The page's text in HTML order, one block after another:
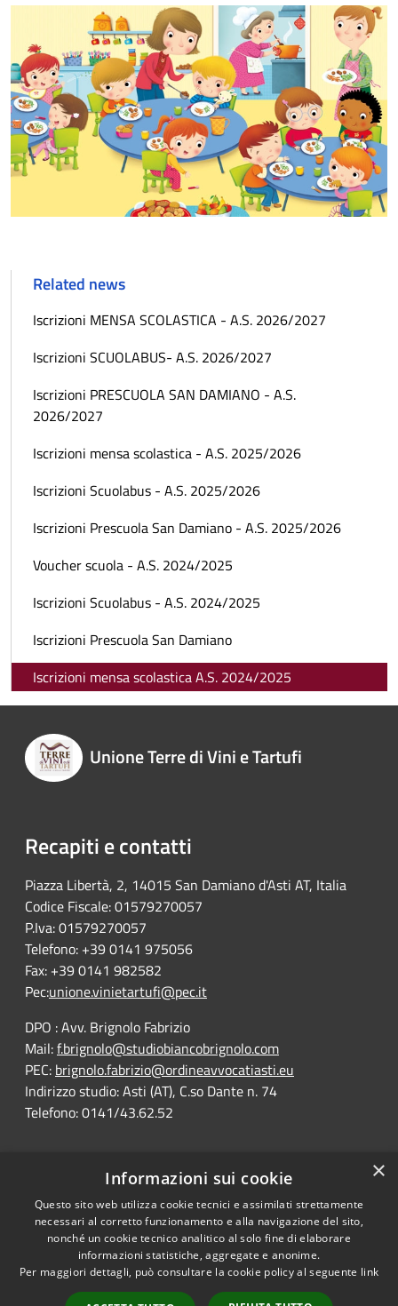
Related news
Iscrizioni MENSA SCOLASTICA - A.S. 2026/2027
Iscrizioni SCUOLABUS- A.S. 2026/2027
Iscrizioni PRESCUOLA SAN DAMIANO - A.S.
2026/2027
Iscrizioni mensa scolastica - A.S. 2025/2026
Iscrizioni Scuolabus - A.S. 2025/2026
Iscrizioni Prescuola San Damiano - A.S. 2025/2026
Voucher scuola - A.S. 2024/2025
Iscrizioni Scuolabus - A.S. 2024/2025
Iscrizioni Prescuola San Damiano
Iscrizioni mensa scolastica A.S. 2024/2025
Unione Terre di Vini e Tartufi
Recapiti e contatti
Piazza Libertà, 2, 14015 San Damiano d'Asti AT, Italia
Codice Fiscale: 01579270057
P.Iva: 01579270057
Telefono: +39 0141 975056
Fax: +39 0141 982582
Pec:unione.vinietartufi@pec.it
DPO : Avv. Brignolo Fabrizio
Mail:f.brignolo@studiobiancobrignolo.com
PEC: brignolo.fabrizio@ordineavvocatiasti.eu
Indirizzo studio: Asti (AT), C.so Dante n. 74
Telefono: 0141/43.62.52
RSS
Accessibility
Cookie
Comune convenzionato
Astigov
Progetto|Convenzione|
Adesioni
×
Informazioni sui cookie
Questo sito web utilizza cookie tecnici e assimilati strettamente
necessari al corretto funzionamento e alla navigazione del sito,
nonché un cookie tecnico analitico al solo fine di elaborare
informazioni statistiche, aggregate e anonime.
Per maggiori dettagli, può consultare la cookie policy al seguente link